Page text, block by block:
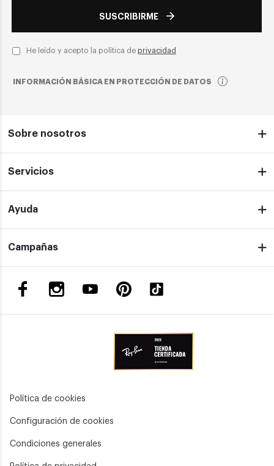
SUSCRIBIRME
He leído y acepto la política de privacidad
INFORMACIÓN BÁSICA EN PROTECCIÓN DE DATOS
Sobre nosotros
Servicios
Ayuda
Campañas
Política de cookies
Configuración de cookies
Condiciones generales